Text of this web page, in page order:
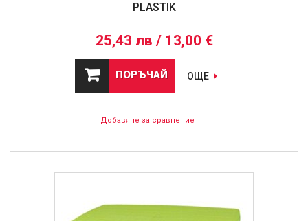
PLASTIK
25,43 лв / 13,00 €
ПОРЪЧАЙ ОЩЕ
Добавяне за сравнение